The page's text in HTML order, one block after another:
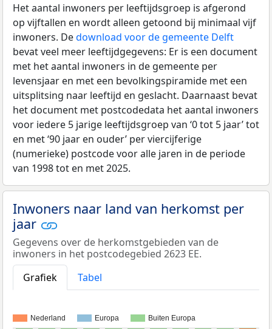
Het aantal inwoners per leeftijdsgroep is afgerond
op vijftallen en wordt alleen getoond bij minimaal vijf
inwoners. Dedownload voor de gemeente Delft
bevat veel meer leeftijdgegevens: Er is een document
met het aantal inwoners in de gemeente per
levensjaar en met een bevolkingspiramide met een
uitsplitsing naar leeftijd en geslacht. Daarnaast bevat
het document met postcodedata het aantal inwoners
voor iedere 5 jarige leeftijdsgroep van ‘0 tot 5 jaar’ tot
en met ‘90 jaar en ouder’ per viercijferige
(numerieke) postcode voor alle jaren in de periode
van 1998 tot en met 2025.
Inwoners naar land van herkomst per
jaar
Gegevens over de herkomstgebieden van de
inwoners in het postcodegebied 2623 EE.
Grafiek
Tabel
Nederland Europa Buiten Europa